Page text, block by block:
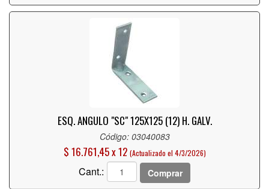
ESQ. ANGULO "SC" 125X125 (12) H. GALV.
Código: 03040083
$ 16.761,45 x 12 (Actualizado el 4/3/2026)
Cant.: Comprar